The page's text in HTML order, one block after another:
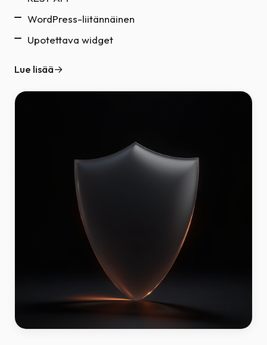
WordPress-liitännäinen
Upotettava widget
Lue lisää